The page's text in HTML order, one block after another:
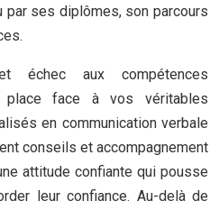
par ses diplômes, son parcours
aux compétences
place face à vos véritables
en communication verbale
conseils et accompagnement
attitude confiante qui pousse
leur confiance. Au-delà de